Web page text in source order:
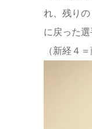
れ、残り
に戻った
（新経４